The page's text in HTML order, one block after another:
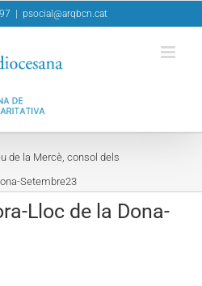
psocial@arqbcn.cat
de la Mercè, consol dels
Setembre23
Lloc de la Dona-